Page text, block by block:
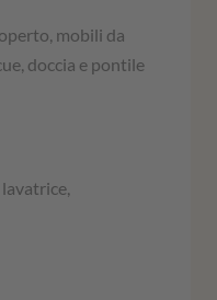
mobili da
doccia e pontile